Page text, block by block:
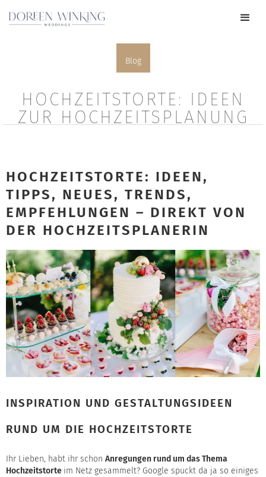
Blog
HOCHZEITSTORTE: IDEEN
ZUR HOCHZEITSPLANUNG
HOCHZEITSTORTE: IDEEN,
TIPPS, NEUES, TRENDS,
EMPFEHLUNGEN – DIREKT VON
DER HOCHZEITSPLANERIN
INSPIRATION UND GESTALTUNGSIDEEN
RUND UM DIE HOCHZEITSTORTE
Ihr Lieben, habt ihr schon Anregungen rund um das Thema
Hochzeitstorte im Netz gesammelt? Google spuckt da ja so einiges